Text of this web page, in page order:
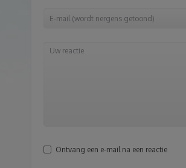
Ontvang een e-mail na een reactie